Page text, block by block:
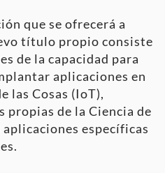
que se ofrecerá a
título propio consiste
de la capacidad para
aplicaciones en
las Cosas (IoT),
de la Ciencia de
específicas